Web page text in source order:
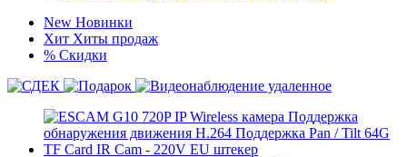
New Новинки
Хит Хиты продаж
% Скидки